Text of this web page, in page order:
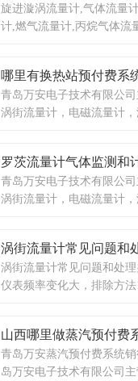
旋进漩涡流量计,气体流量
计,燃气流量计,丙烷气体流
哪里有换热站预付费系
青岛万安电子技术有限公司
涡街流量计，电磁流量计
压式仪表，分析仪器，水质
压力仪表等，以及承接电
目。
罗茨流量计气体监测和
青岛万安电子技术有限公司
涡街流量计，电磁流量计
等，以及承接电气自动化
涡街流量计常见问题和
涡街流量计常见问题和处
仪表频率变化大，排除方
管段不满足要求影响比较大
够长建议更改安装位置。2
磁干扰，方法：加强滤波
山西哪里做蒸汽预付费
青岛万安蒸汽预付费系统
岛万安电子技术有限公司